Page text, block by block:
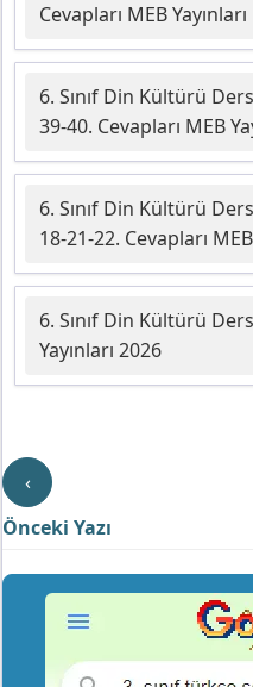
Cevapları MEB Yayınları
6. Sınıf Din Kültürü
39-40. Cevapları MEB
6. Sınıf Din Kültürü
18-21-22. Cevapları MEB
6. Sınıf Din Kültürü
Yayınları 2026
‹
Önceki Yazı